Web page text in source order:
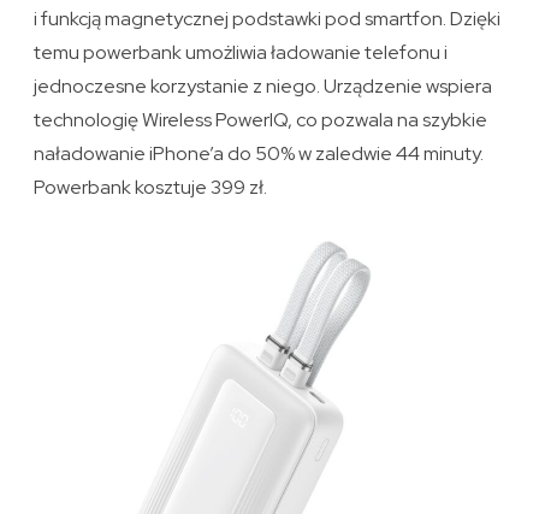
i funkcją magnetycznej podstawki pod smartfon. Dzięki
temu powerbank umożliwia ładowanie telefonu i
jednoczesne korzystanie z niego. Urządzenie wspiera
technologię Wireless PowerIQ, co pozwala na szybkie
naładowanie iPhone’a do 50% w zaledwie 44 minuty.
Powerbank kosztuje 399 zł.